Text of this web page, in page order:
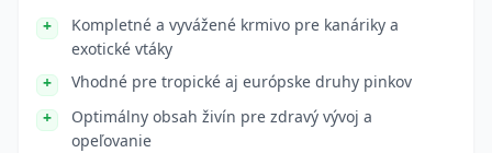
Kompletné a vyvážené krmivo pre kanáriky a
exotické vtáky
Vhodné pre tropické aj európske druhy pinkov
Optimálny obsah živín pre zdravý vývoj a
opeľovanie